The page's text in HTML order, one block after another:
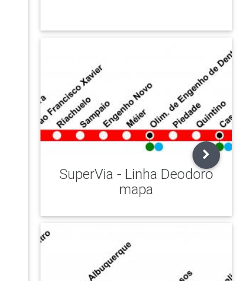
SuperVia - Linha Deodoro
mapa